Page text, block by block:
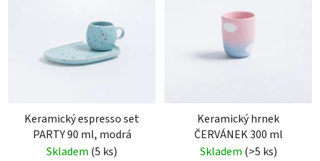
Keramický espresso set
PARTY 90 ml, modrá
Skladem (5 ks)
Keramický hrnek
ČERVÁNEK 300 ml
Skladem (>5 ks)